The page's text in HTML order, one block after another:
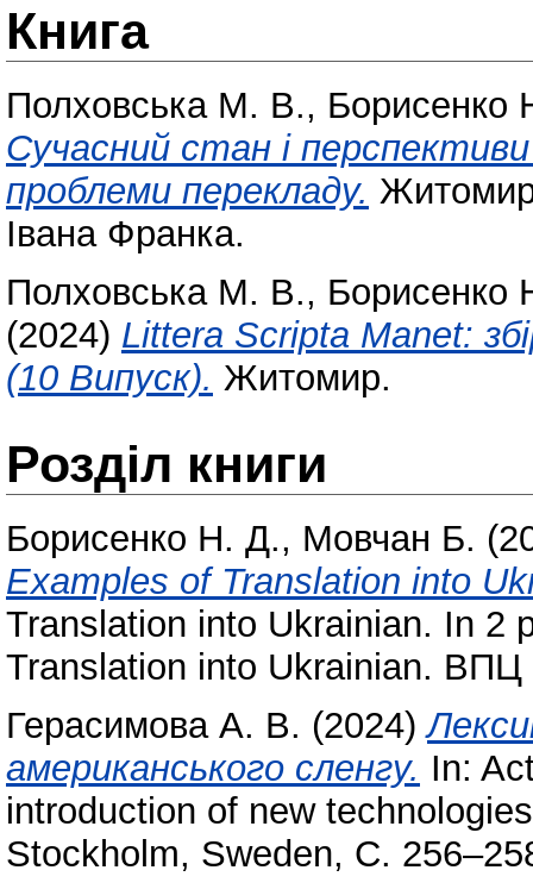
Книга
Полховська М. В., Борисенко
Сучасний стан і
проблеми перекладу.
Івана Франка.
Полховська М. В., Борисенко
(2024) Littera Scripta Manet:
(10 Випуск). Житомир.
Розділ книги
Борисенко Н. Д., Мовчан Б.
Examples of Translation into
Translation into Ukrainian. In 2
Translation into Ukrainian. ВПЦ
Герасимова А. В. (2024)
американського сленгу. In:
introduction of new
Stockholm, Sweden, С.